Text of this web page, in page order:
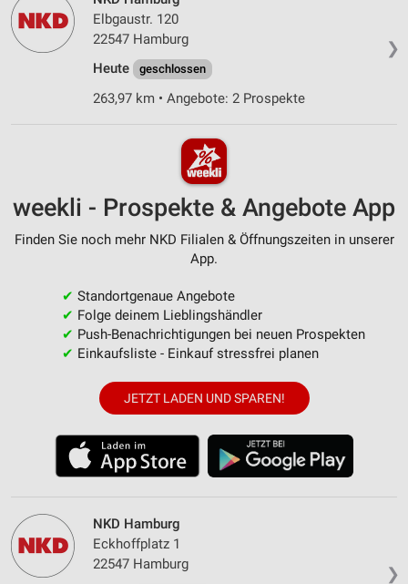
❯
Elbgaustr. 120
22547 Hamburg
Heute
geschlossen
263,97 km • Angebote: 2 Prospekte
weekli - Prospekte & Angebote App
Finden Sie noch mehr NKD Filialen & Öffnungszeiten in unserer
App.
✔ Standortgenaue Angebote
✔ Folge deinem Lieblingshändler
✔ Push-Benachrichtigungen bei neuen Prospekten
✔ Einkaufsliste - Einkauf stressfrei planen
JETZT LADEN UND SPAREN!
❯
NKD Hamburg
Eckhoffplatz 1
22547 Hamburg